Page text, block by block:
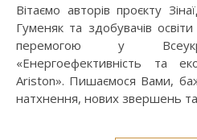
Вітаємо авторів проєкту Зінаїду Тихончук, Валентину
Гуменяк та здобувачів
перемогою у
«Енергоефективність та
Ariston». Пишаємося Вами,
натхнення, нових звершень